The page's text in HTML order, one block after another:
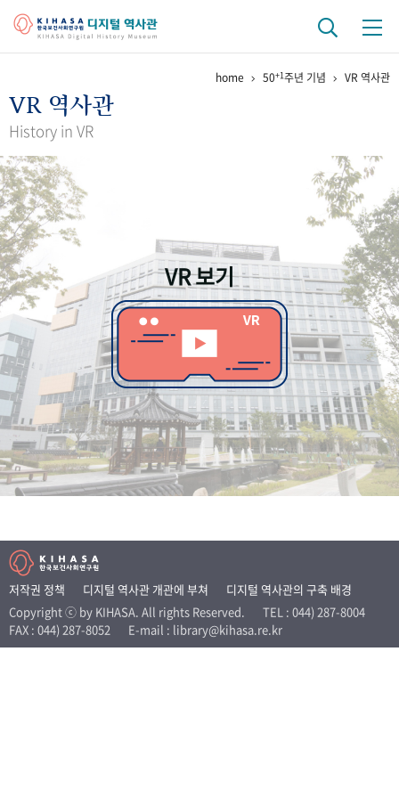
걸어온 길 기관 변천사
연구 역사
정책과 연구
간행물 변천사
기록물 아카이브
사진 아카이브 문서 기록물 행정박물 영상 기록물
50 주년 기념
성과 50선 숫자로 보는 50년 50 +1주년 광장
세계와 함께 한 KIHASA
VR 역사관
home 50+1주년 기념 VR 역사관
VR 역사관
History in VR
VR 보기
저작권 정책 디지털 역사관 개관에 부쳐
디지털 역사관의 구축 배경
Copyright ⓒ by KIHASA. All rights Reserved.
TEL : 044) 287-8004
FAX : 044) 287-8052
E-mail : library@kihasa.re.kr